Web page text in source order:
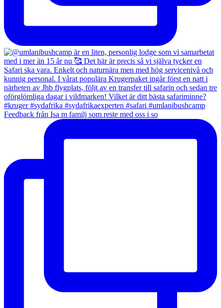
Feedback från Isa m familj som reste med oss i so